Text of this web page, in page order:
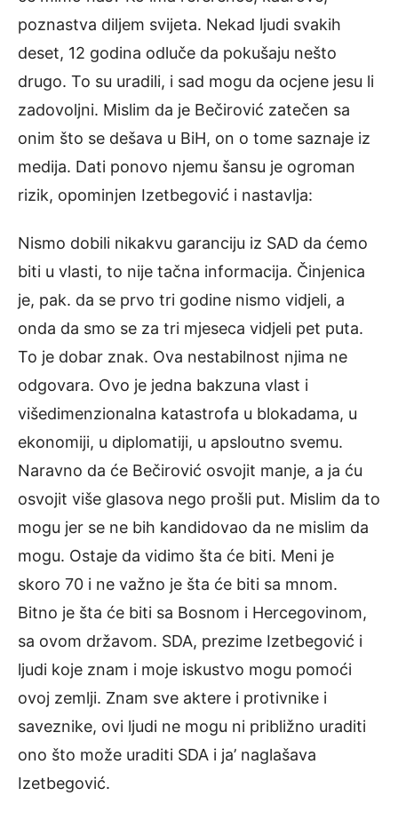
poznastva diljem svijeta. Nekad ljudi svakih
deset, 12 godina odluče da pokušaju nešto
drugo. To su uradili, i sad mogu da ocjene jesu li
zadovoljni. Mislim da je Bečirović zatečen sa
onim što se dešava u BiH, on o tome saznaje iz
medija. Dati ponovo njemu šansu je ogroman
rizik, opominjen Izetbegović i nastavlja:
Nismo dobili nikakvu garanciju iz SAD da ćemo
biti u vlasti, to nije tačna informacija. Činjenica
je, pak. da se prvo tri godine nismo vidjeli, a
onda da smo se za tri mjeseca vidjeli pet puta.
To je dobar znak. Ova nestabilnost njima ne
odgovara. Ovo je jedna bakzuna vlast i
višedimenzionalna katastrofa u blokadama, u
ekonomiji, u diplomatiji, u apsloutno svemu.
Naravno da će Bečirović osvojit manje, a ja ću
osvojit više glasova nego prošli put. Mislim da to
mogu jer se ne bih kandidovao da ne mislim da
mogu. Ostaje da vidimo šta će biti. Meni je
skoro 70 i ne važno je šta će biti sa mnom.
Bitno je šta će biti sa Bosnom i Hercegovinom,
sa ovom državom. SDA, prezime Izetbegović i
ljudi koje znam i moje iskustvo mogu pomoći
ovoj zemlji. Znam sve aktere i protivnike i
saveznike, ovi ljudi ne mogu ni približno uraditi
ono što može uraditi SDA i ja’ naglašava
Izetbegović.